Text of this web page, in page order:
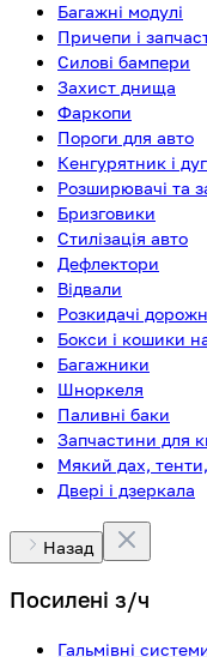
Багажні модулі
Причепи і
Силові бампери
Захист днища
Фаркопи
Пороги для авто
Кенгурятник і
Розширювачі та
Бризговики
Стилізація авто
Дефлектори
Відвали
Розкидачі
Бокси і кошики
Багажники
Шноркеля
Паливні баки
Запчастини для
Мякий дах,
Двері і дзеркала
Назад
Посилені з/ч
Гальмівні